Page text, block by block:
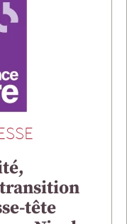
tête